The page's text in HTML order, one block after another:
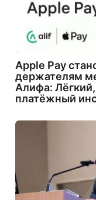
Apple Pay
держателям
Алифа:
платёжный